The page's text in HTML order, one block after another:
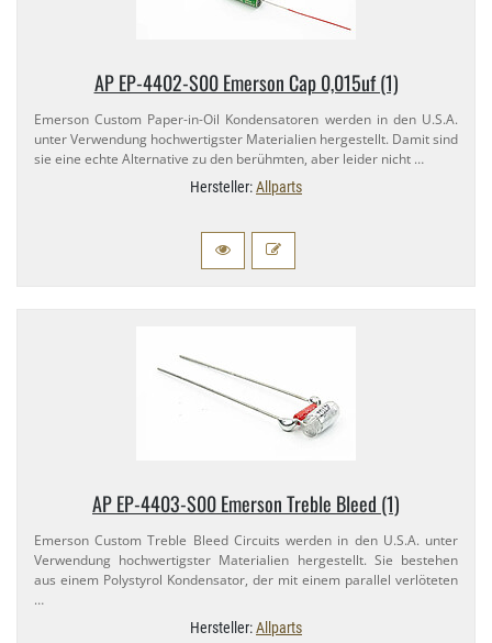
AP EP-​4402-​S00 Emerson Cap 0,​015uf (1)
Emerson Custom Paper-​in-​Oil Kondensatoren werden in den U.​S.A.
unter Verwendung hochwertigster Materialien hergestellt. Damit sind
sie eine echte Alternative zu den berühmten, aber leider nicht …
Hersteller:Allparts
AP EP-​4403-​S00 Emerson Treble Bleed (1)
Emerson Custom Treble Bleed Circuits werden in den U.​S.A. unter
Verwendung hochwertigster Materialien hergestellt. Sie bestehen
aus einem Polystyrol Kondensator, der mit einem parallel verlöteten
…
Hersteller:Allparts